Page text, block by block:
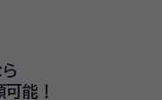
可能！